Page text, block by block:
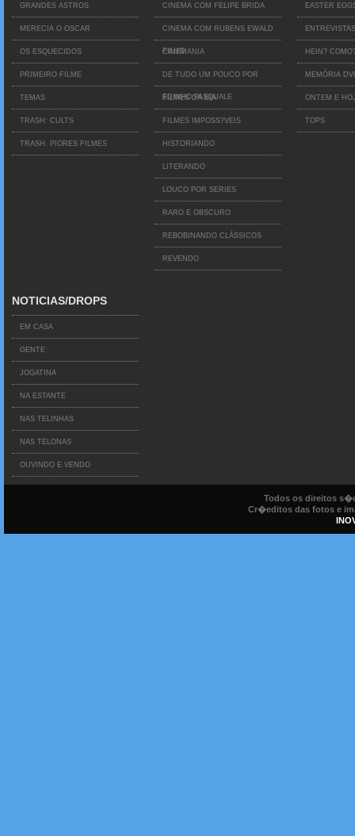
GRANDES ASTROS
MERECIA O OSCAR
OS ESQUECIDOS
PRIMEIRO FILME
TEMAS
TRASH: CULTS
TRASH: PIORES FILMES
CINEMA COM FELIPE BRIDA
CINEMA COM RUBENS EWALD
FILHO
CINEMANIA
DE TUDO UM POUCO POR
EDINHO PASQUALE
FILMES DA BIA
FILMES IMPOSS?VEIS
HISTORIANDO
LITERANDO
LOUCO POR SERIES
RARO E OBSCURO
REBOBINANDO CLÁSSICOS
REVENDO
EASTER
ENTREVISTAS
HEIN?
MEMÓRIA
ONTEM E
TOPS
NOTICIAS/DROPS
EM CASA
GENTE
JOGATINA
NA ESTANTE
NAS TELINHAS
NAS TELONAS
OUVINDO E VENDO
Todos os direitos
Cr�editos das fotos e